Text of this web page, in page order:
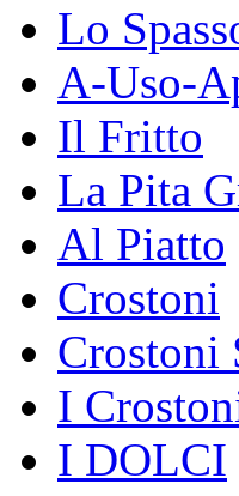
Lo
A-Uso-
Il Fritto
La Pita
Al Piatto
Crostoni
Crostoni
I
I DOLCI